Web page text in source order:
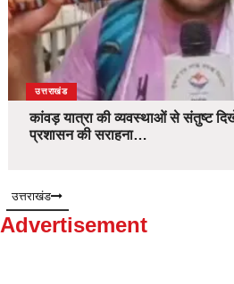
उत्तराखंड
कांवड़ यात्रा की व्यवस्थाओं से संतुष्ट
प्रशासन की सराहना…
उत्तराखंड
Advertisement